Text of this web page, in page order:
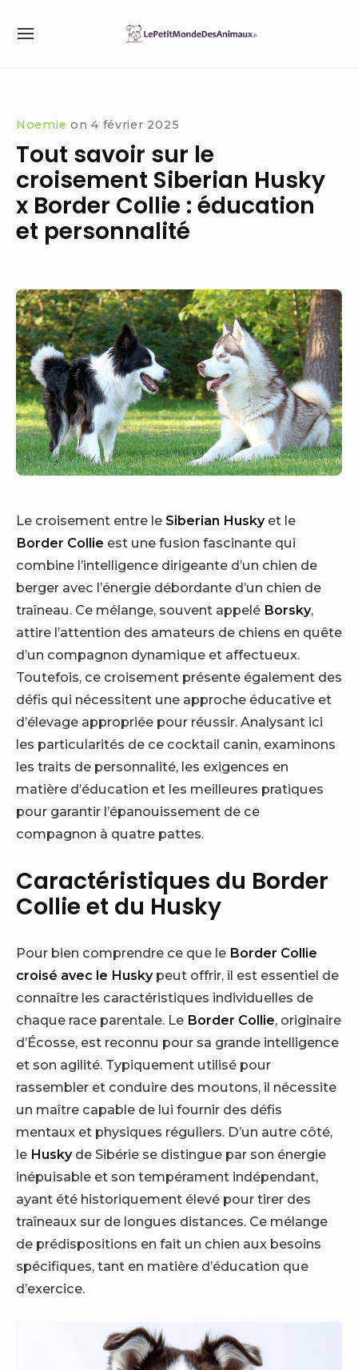
SITE
Noemie on 4 février 2025
Tout savoir sur le
croisement Siberian Husky
x Border Collie : éducation
et personnalité
Le croisement entre le Siberian Huskyet le
Border Collie est une fusion fascinante qui
combine l’intelligence dirigeante d’un chien de
berger avec l’énergie débordante d’un chien de
traîneau. Ce mélange, souvent appelé Borsky,
attire l’attention des amateurs de chiens en quête
d’un compagnon dynamique et affectueux.
Toutefois, ce croisement présente également des
défis qui nécessitent une approche éducative et
d’élevage appropriée pour réussir. Analysant ici
les particularités de ce cocktail canin, examinons
les traits de personnalité, les exigences en
matière d’éducation et les meilleures pratiques
pour garantir l’épanouissement de ce
compagnon à quatre pattes.
Caractéristiques du Border
Collie et du Husky
Pour bien comprendre ce que le Border Collie
croisé avec le Huskypeut offrir, il est essentiel de
connaître les caractéristiques individuelles de
chaque race parentale. Le Border Collie, originaire
d’Écosse, est reconnu pour sa grande intelligence
et son agilité. Typiquement utilisé pour
rassembler et conduire des moutons, il nécessite
un maître capable de lui fournir des défis
mentaux et physiques réguliers. D’un autre côté,
le Huskyde Sibérie se distingue par son énergie
inépuisable et son tempérament indépendant,
ayant été historiquement élevé pour tirer des
traîneaux sur de longues distances. Ce mélange
de prédispositions en fait un chien aux besoins
spécifiques, tant en matière d’éducation que
d’exercice.